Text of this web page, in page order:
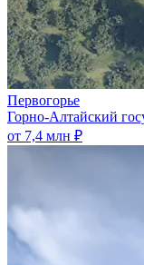
Первогорье
Горно-Алтайский
от 7,4 млн ₽